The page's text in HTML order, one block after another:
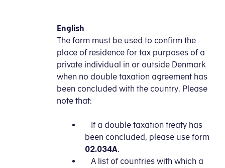
English
The form must be used to confirm the
place of residence for tax purposes of a
private individual in or outside Denmark
when no double taxation agreement has
been concluded with the country. Please
note that:
If a double taxation treaty has
been concluded, please use form
02.034A.
A list of countries with which a